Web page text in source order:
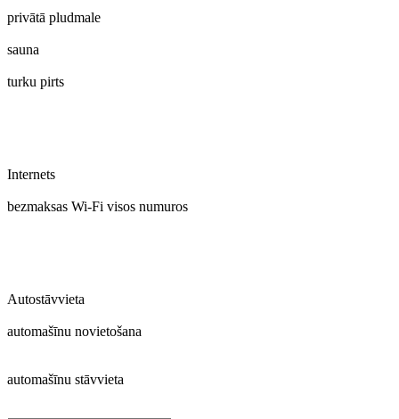
privātā pludmale
sauna
turku pirts
Internets
bezmaksas Wi-Fi visos numuros
Autostāvvieta
automašīnu novietošana
automašīnu stāvvieta